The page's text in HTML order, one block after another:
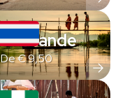
Thaïlande
De€9,50